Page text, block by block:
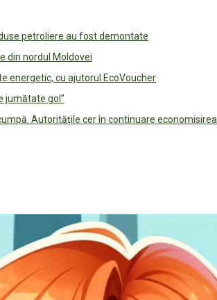
petroliere au fost demontate
din nordul Moldovei
energetic, cu ajutorul EcoVoucher
jumătate gol”
Autoritățile cer în continuare economisirea